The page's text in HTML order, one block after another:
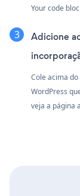
Your code
Adicione
Cole acima
WordPress
veja a página